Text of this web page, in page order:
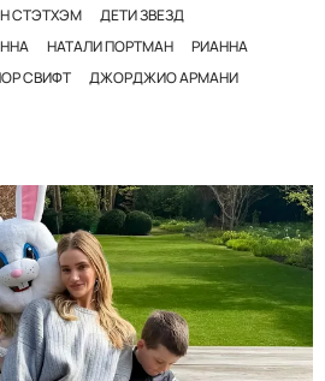
СТЭТХЭМ
ДЕТИ ЗВЕЗД
НАТАЛИ ПОРТМАН
РИАННА
СВИФТ
ДЖОРДЖИО АРМАНИ